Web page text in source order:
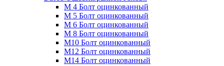
М 4 Болт оцинкованный
М 5 Болт оцинкованный
М 6 Болт оцинкованный
М 8 Болт оцинкованный
М10 Болт оцинкованный
М12 Болт оцинкованный
М14 Болт оцинкованный